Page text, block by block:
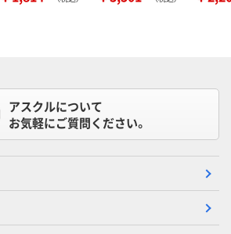
アスクルについて
お気軽にご質問ください。